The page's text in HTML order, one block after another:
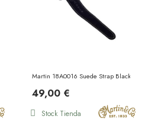
Martin 18A0016 Suede Strap Black
49,00 €
Stock Tienda